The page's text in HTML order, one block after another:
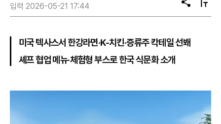
입력 2026-05-21 17:44
공
유
텍
스
미국 텍사스서 한강라면·K-치킨·증류주 칵테일 선봬
셰프 협업 메뉴·체험형 부스로 한국 식문화 소개